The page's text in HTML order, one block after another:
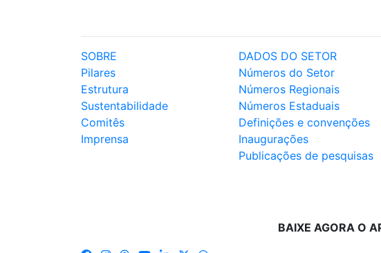
SOBRE
Pilares
Estrutura
Sustentabilidade
Comitês
Imprensa
DADOS DO SETOR
Números do Setor
Números Regionais
Números Estaduais
Definições e convenções
Inaugurações
Publicações de pesquisas
BAIXE AGORA O